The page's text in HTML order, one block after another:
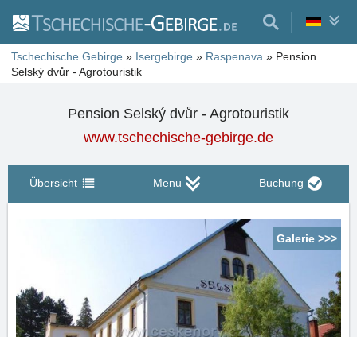
Tschechische Gebirge » Isergebirge » Raspenava » Pension
Selský dvůr - Agrotouristik
Pension Selský dvůr - Agrotouristik
www.tschechische-gebirge.de
Übersicht Menu Buchung
Galerie >>>